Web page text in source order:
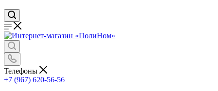
Телефоны
+7 (967) 620-56-56